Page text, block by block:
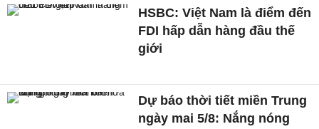
HSBC: Việt Nam là điểm đến
FDI hấp dẫn hàng đầu thế
giới
Dự báo thời tiết miền Trung
ngày mai 5/8: Nắng nóng